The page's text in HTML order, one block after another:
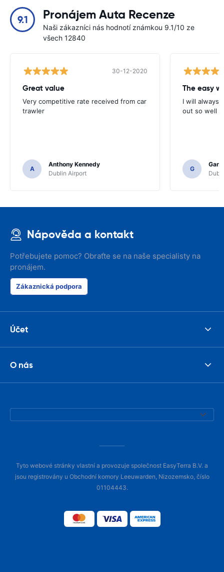
9.1 Pronájem Auta Recenze
Naši zákazníci nás hodnotí známkou 9.1/10 ze
všech 12840
30-12-2020
Great value
Very competitive rate received from car
trawler
A
Anthony Kennedy
Dublin Airport
I will always
out so well
G
Gary
Nápověda a kontakt
Potřebujete pomoc? Obraťte se na naše specialisty na
pronájem.
Zákaznická podpora
Účet
O nás
Tyto webové stránky vlastní a provozuje společnost EasyTerra B.V. a
jsou registrovány u Obchodní komory Leeuwarden, Nizozemsko, číslo
01104443.